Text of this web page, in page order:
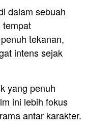
dalam sebuah
tempat
tekanan,
intens sejak
yang penuh
ini lebih fokus
antar karakter.